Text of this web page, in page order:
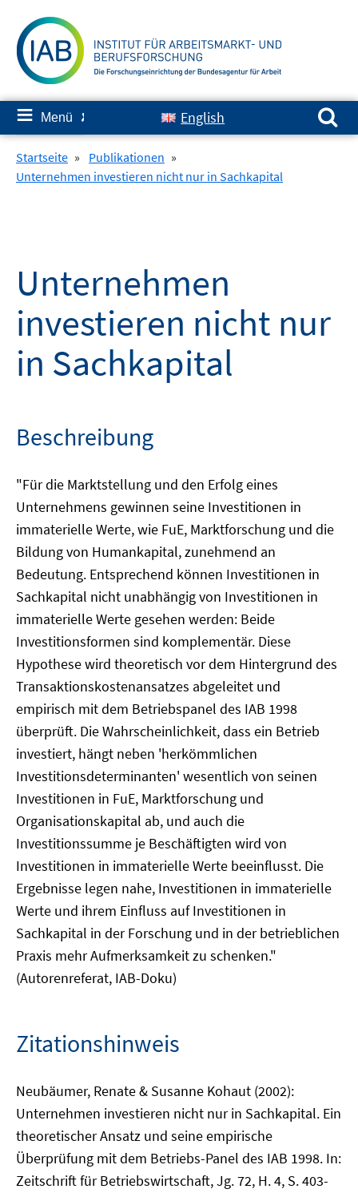
zum
Inhalt
≡ Menü ✘ English
Suchen nach:
Startseite » Publikationen »
Unternehmen investieren nicht nur in Sachkapital
Unternehmen
investieren nicht nur
in Sachkapital
Beschreibung
"Für die Marktstellung und den Erfolg eines
Unternehmens gewinnen seine Investitionen in
immaterielle Werte, wie FuE, Marktforschung und die
Bildung von Humankapital, zunehmend an
Bedeutung. Entsprechend können Investitionen in
Sachkapital nicht unabhängig von Investitionen in
immaterielle Werte gesehen werden: Beide
Investitionsformen sind komplementär. Diese
Hypothese wird theoretisch vor dem Hintergrund des
Transaktionskostenansatzes abgeleitet und
empirisch mit dem Betriebspanel des IAB 1998
überprüft. Die Wahrscheinlichkeit, dass ein Betrieb
investiert, hängt neben 'herkömmlichen
Investitionsdeterminanten' wesentlich von seinen
Investitionen in FuE, Marktforschung und
Organisationskapital ab, und auch die
Investitionssumme je Beschäftigten wird von
Investitionen in immaterielle Werte beeinflusst. Die
Ergebnisse legen nahe, Investitionen in immaterielle
Werte und ihrem Einfluss auf Investitionen in
Sachkapital in der Forschung und in der betrieblichen
Praxis mehr Aufmerksamkeit zu schenken."
(Autorenreferat, IAB-Doku)
Zitationshinweis
Neubäumer, Renate & Susanne Kohaut (2002):
Unternehmen investieren nicht nur in Sachkapital. Ein
theoretischer Ansatz und seine empirische
Überprüfung mit dem Betriebs-Panel des IAB 1998. In:
Zeitschrift für Betriebswirtschaft, Jg. 72, H. 4, S. 403-